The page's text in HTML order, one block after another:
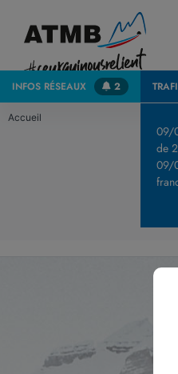
INFOS RÉSEAUX 2
09/
de
09/
Accueil